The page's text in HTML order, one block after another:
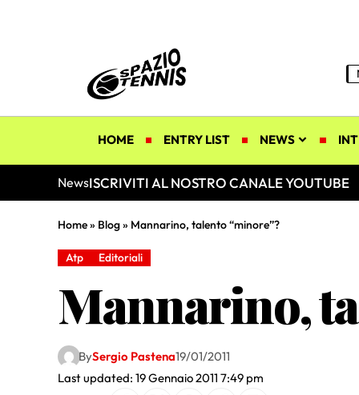
HOME ENTRY LIST NEWS
NewsISCRIVITI AL NOSTRO CANALE YOUTUBE
Home» Blog» Mannarino, talento “minore”?
Atp Editoriali
Mannarino,
Last updated: 19 Gennaio 2011 7:49 pm
BySergio Pastena19/01/2011